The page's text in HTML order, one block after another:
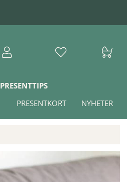
PRESENTTIPS
NYHETER
PRESENTKORT